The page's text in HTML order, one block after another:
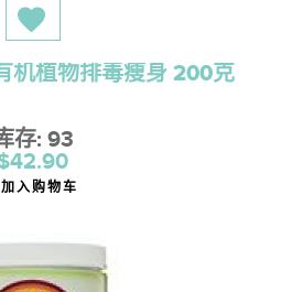
机植物排毒瘦身 200克
存: 93
加入购物车